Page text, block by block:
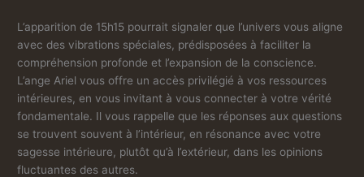
L’apparition de 15h15 pourrait signaler que l’univers vous aligne
avec des vibrations spéciales, prédisposées à faciliter la
compréhension profonde et l’expansion de la conscience.
L’ange Ariel vous offre un accès privilégié à vos ressources
intérieures, en vous invitant à vous connecter à votre vérité
fondamentale. Il vous rappelle que les réponses aux questions
se trouvent souvent à l’intérieur, en résonance avec votre
sagesse intérieure, plutôt qu’à l’extérieur, dans les opinions
fluctuantes des autres.